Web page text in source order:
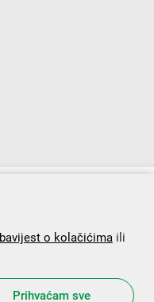
i kohezija”.
o kolačićima ili
Prihvaćam sve